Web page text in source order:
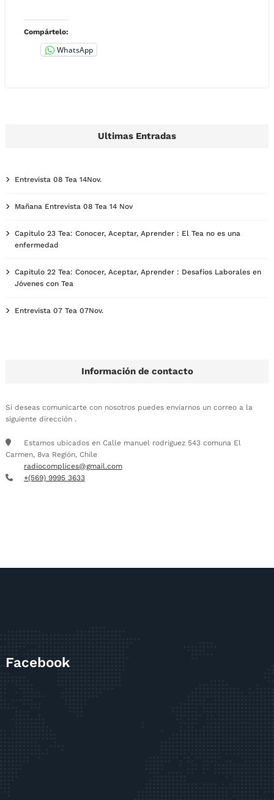
Compártelo:
WhatsApp
Ultimas Entradas
Entrevista 08 Tea 14Nov.
Mañana Entrevista 08 Tea 14 Nov
Capitulo 23 Tea: Conocer, Aceptar, Aprender : El Tea no es una
enfermedad
Capitulo 22 Tea: Conocer, Aceptar, Aprender : Desafíos Laborales en
Jóvenes con Tea
Entrevista 07 Tea 07Nov.
Información de contacto
Si deseas comunicarte con nosotros puedes enviarnos un correo a la
siguiente dirección .
Estamos ubicados en Calle manuel rodriguez 543 comuna El
Carmen, 8va Región, Chile
radiocomplices@gmail.com
+(569) 9995 3633
Facebook